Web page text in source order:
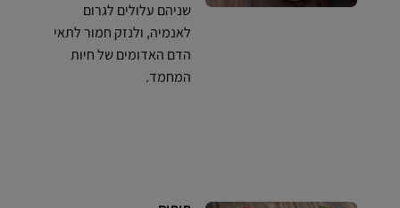
שניהם עלולים לגרום
לאנמיה, ולנזק חמור לתאי
הדם האדומים של חיות
המחמד.